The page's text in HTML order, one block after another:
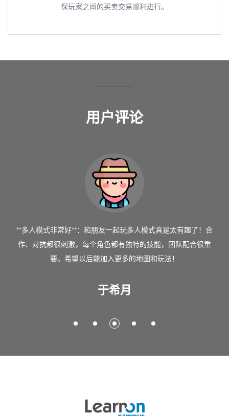
保玩家之间的买卖交易顺利进行。
用户评论
**多人模式非常好**：和朋友一起玩多人模式真是太有趣了！合
作、对抗都很刺激，每个角色都有独特的技能，团队配合很重
要。希望以后能加入更多的地图和玩法！
于希月